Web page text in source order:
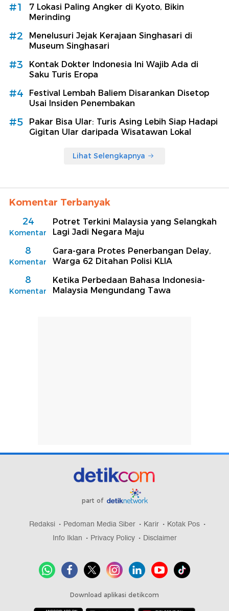
#1
7 Lokasi Paling Angker di Kyoto, Bikin
Merinding
#2
Menelusuri Jejak Kerajaan Singhasari di
Museum Singhasari
#3
Kontak Dokter Indonesia Ini Wajib Ada di
Saku Turis Eropa
#4
Festival Lembah Baliem Disarankan Disetop
Usai Insiden Penembakan
#5
Pakar Bisa Ular: Turis Asing Lebih Siap Hadapi
Gigitan Ular daripada Wisatawan Lokal
Lihat Selengkapnya
Komentar Terbanyak
24
Komentar
Potret Terkini Malaysia yang Selangkah
Lagi Jadi Negara Maju
8
Komentar
Gara-gara Protes Penerbangan Delay,
Warga 62 Ditahan Polisi KLIA
8
Komentar
Ketika Perbedaan Bahasa Indonesia-
Malaysia Mengundang Tawa
part of
Redaksi Pedoman Media Siber Karir
Kotak Pos
Info Iklan
Privacy Policy Disclaimer
Download aplikasi detikcom